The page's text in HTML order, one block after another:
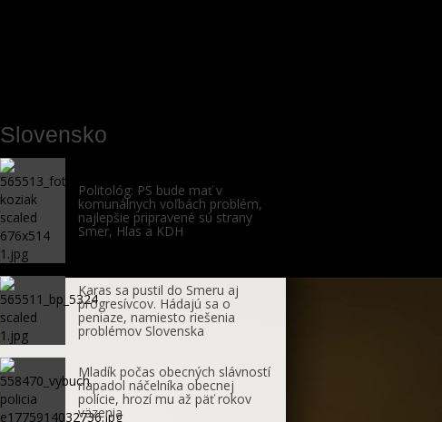
Slovensko
Politológ: PS bude mať v
komunálnych voľbách problém,
najlepšie pripravené sú strany
Smer, Hlas a KDH
Karas sa pustil do Smeru aj
progresívcov. Hádajú sa o
peniaze, namiesto riešenia
problémov Slovenska
Mladík počas obecných slávností
napadol náčelníka obecnej
polície, hrozí mu až päť rokov
väzenia